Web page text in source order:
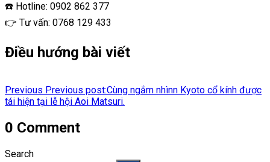
☎️ Hotline: 0902 862 377
👉 Tư vấn: 0768 129 433
Điều hướng bài viết
Previous Previous post:Cùng ngắm nhìnn Kyoto cổ kính được
tái hiện tại lễ hội Aoi Matsuri.
0 Comment
Search